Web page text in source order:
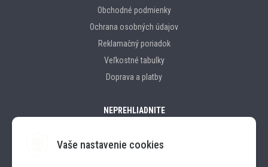
Vaše nastavenie cookies
Obchodné podmienky
Ochrana osobných údajov
Reklamačný poriadok
Veľkostné tabulky
Doprava a platby
NEPREHLIADNITE